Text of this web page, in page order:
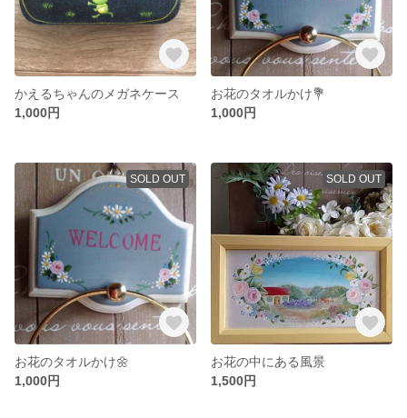
かえるちゃんのメガネケース
1,000円
お花のタオルかけ💐
1,000円
SOLD OUT
お花のタオルかけ🌼
1,000円
SOLD OUT
お花の中にある風景
1,500円